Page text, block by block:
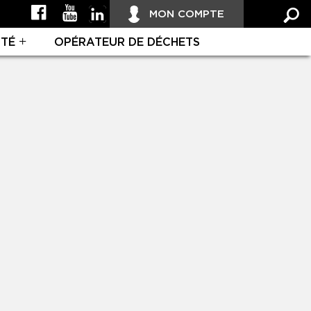
MON COMPTE
OPÉRATEUR DE DÉCHETS